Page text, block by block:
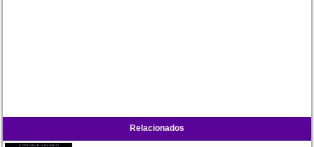
Relacionados